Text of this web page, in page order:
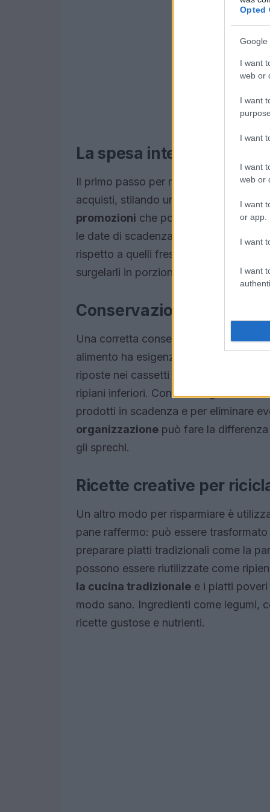
Opted
Google
I want
web or
I want
I want
I want
web or
I want
or app.
I want
I want
La spesa intelligente:
Il primo passo per risparmiare in
acquisti, stilando una lista di ciò che
promozioni che possono portarti a
le date di scadenza e privilegia i
rispetto a quelli freschi. Se decidi di
surgelarli in porzioni per prolungarne
Conservazione degli
Una corretta conservazione degli
alimento ha esigenze specifiche: ad
riposte nei cassetti del frigorifero,
ripiani inferiori. Controlla
prodotti in scadenza e per eliminare
organizzazione può fare la
gli sprechi.
Ricette creative per
Un altro modo per risparmiare è
pane raffermo: può essere
preparare piatti tradizionali come la
possono essere riutilizzate come
la cucina tradizionale e i piatti
modo sano. Ingredienti come legumi,
ricette gustose e nutrienti.